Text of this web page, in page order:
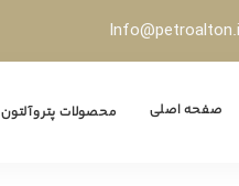
صفحه اصلی محصولات پتروآلتون